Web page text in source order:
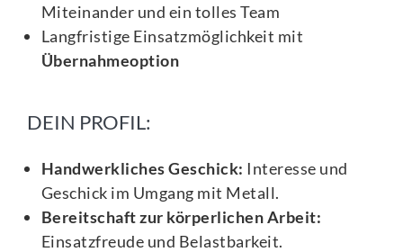
Miteinander und ein tolles Team
Langfristige Einsatzmöglichkeit mit
Übernahmeoption
DEIN PROFIL:
Handwerkliches Geschick: Interesse und
Geschick im Umgang mit Metall.
Bereitschaft zur körperlichen Arbeit:
Einsatzfreude und Belastbarkeit.